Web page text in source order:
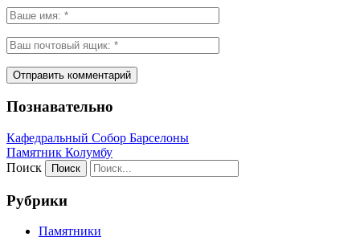
Познавательно
Кафeдрaльный Собор Барселоны
Пaмятник Колумбу
Поиск
Рубрики
Памятники